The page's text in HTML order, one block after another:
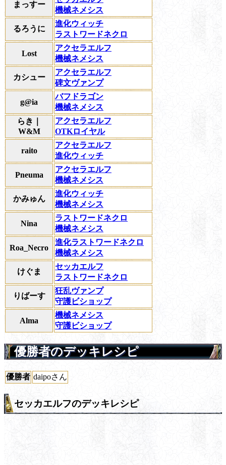
まっすー
機械ネメシス
るろうに
進化ウィッチ
ラストワードネクロ
Lost
アクセラエルフ
機械ネメシス
カシュー
アクセラエルフ
碑文ヴァンプ
g@ia
バフドラゴン
機械ネメシス
らき｜
W&M
アクセラエルフ
OTKロイヤル
raito
アクセラエルフ
進化ウィッチ
Pneuma
アクセラエルフ
機械ネメシス
かみゅん
進化ウィッチ
機械ネメシス
Nina
ラストワードネクロ
機械ネメシス
Roa_Necro
進化ラストワードネクロ
機械ネメシス
けぐま
セッカエルフ
ラストワードネクロ
りばーす
狂乱ヴァンプ
守護ビショップ
Alma
機械ネメシス
守護ビショップ
優勝者のデッキレシピ
優勝者 daipoさん
セッカエルフのデッキレシピ